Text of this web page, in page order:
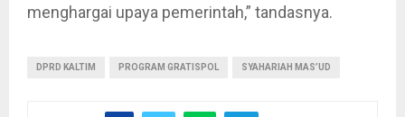
menghargai upaya pemerintah,” tandasnya.
DPRD KALTIM PROGRAM GRATISPOL SYAHARIAH MAS’UD